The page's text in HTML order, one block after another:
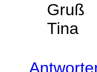
Gruß
Tina